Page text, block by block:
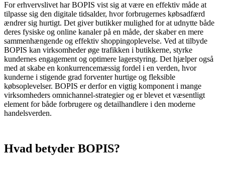
For erhvervslivet har BOPIS vist sig at være en effektiv måde at
tilpasse sig den digitale tidsalder, hvor forbrugernes købsadfærd
ændrer sig hurtigt. Det giver butikker mulighed for at udnytte både
deres fysiske og online kanaler på en måde, der skaber en mere
sammenhængende og effektiv shoppingoplevelse. Ved at tilbyde
BOPIS kan virksomheder øge trafikken i butikkerne, styrke
kundernes engagement og optimere lagerstyring. Det hjælper også
med at skabe en konkurrencemæssig fordel i en verden, hvor
kunderne i stigende grad forventer hurtige og fleksible
købsoplevelser. BOPIS er derfor en vigtig komponent i mange
virksomheders omnichannel-strategier og er blevet et væsentligt
element for både forbrugere og detailhandlere i den moderne
handelsverden.
Hvad betyder BOPIS?